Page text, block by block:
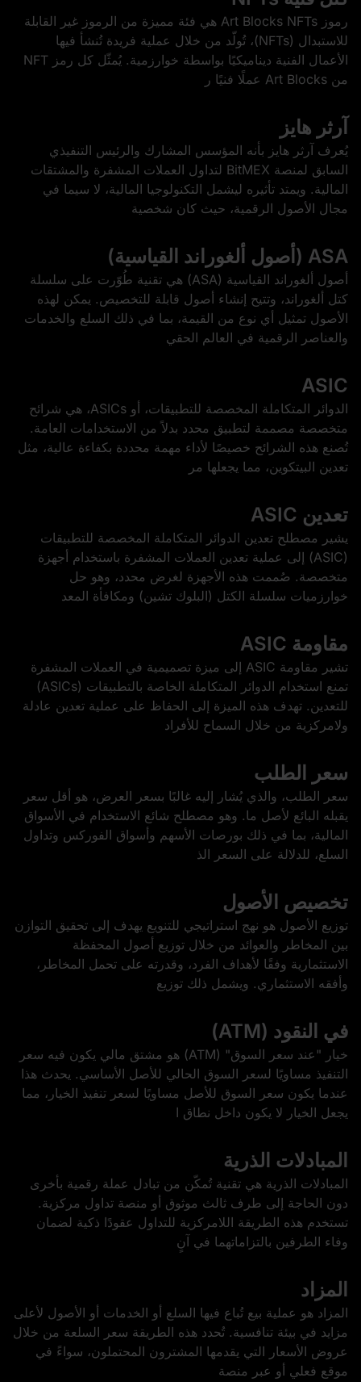
رموز Art Blocks NFTs هي فئة مميزة من الرموز غير القابلة
للاستبدال (NFTs)، تُولّد من خلال عملية فريدة تُنشأ فيها
الأعمال الفنية ديناميكيًا بواسطة خوارزمية. يُمثّل كل رمز NFT
من Art Blocks عملًا فنيًا ر
آرثر هايز
يُعرف آرثر هايز بأنه المؤسس المشارك والرئيس التنفيذي
السابق لمنصة BitMEX لتداول العملات المشفرة والمشتقات
المالية. ويمتد تأثيره ليشمل التكنولوجيا المالية، لا سيما في
مجال الأصول الرقمية، حيث كان شخصية
ASA (أصول ألغوراند القياسية)
أصول ألغوراند القياسية (ASA) هي تقنية طُوّرت على سلسلة
كتل ألغوراند، وتتيح إنشاء أصول قابلة للتخصيص. يمكن لهذه
الأصول تمثيل أي نوع من القيمة، بما في ذلك السلع والخدمات
والعناصر الرقمية في العالم الحقي
ASIC
الدوائر المتكاملة المخصصة للتطبيقات، أو ASICs، هي شرائح
متخصصة مصممة لتطبيق محدد بدلاً من الاستخدامات العامة.
تُصنع هذه الشرائح خصيصًا لأداء مهمة محددة بكفاءة عالية، مثل
تعدين البيتكوين، مما يجعلها مر
تعدين ASIC
يشير مصطلح تعدين الدوائر المتكاملة المخصصة للتطبيقات
(ASIC) إلى عملية تعدين العملات المشفرة باستخدام أجهزة
متخصصة. صُممت هذه الأجهزة لغرض محدد، وهو حل
خوارزميات سلسلة الكتل (البلوك تشين) ومكافأة المعد
مقاومة ASIC
تشير مقاومة ASIC إلى ميزة تصميمية في العملات المشفرة
تمنع استخدام الدوائر المتكاملة الخاصة بالتطبيقات (ASICs)
للتعدين. تهدف هذه الميزة إلى الحفاظ على عملية تعدين عادلة
ولامركزية من خلال السماح للأفراد
سعر الطلب
سعر الطلب، والذي يُشار إليه غالبًا بسعر العرض، هو أقل سعر
يقبله البائع لأصل ما. وهو مصطلح شائع الاستخدام في الأسواق
المالية، بما في ذلك بورصات الأسهم وأسواق الفوركس وتداول
السلع، للدلالة على السعر الذ
تخصيص الأصول
توزيع الأصول هو نهج استراتيجي للتنويع يهدف إلى تحقيق التوازن
بين المخاطر والعوائد من خلال توزيع أصول المحفظة
الاستثمارية وفقًا لأهداف الفرد، وقدرته على تحمل المخاطر،
وأفقه الاستثماري. ويشمل ذلك توزيع
في النقود (ATM)
خيار "عند سعر السوق" (ATM) هو مشتق مالي يكون فيه سعر
التنفيذ مساويًا لسعر السوق الحالي للأصل الأساسي. يحدث هذا
عندما يكون سعر السوق للأصل مساويًا لسعر تنفيذ الخيار، مما
يجعل الخيار لا يكون داخل نطاق ا
المبادلات الذرية
المبادلات الذرية هي تقنية تُمكّن من تبادل عملة رقمية بأخرى
دون الحاجة إلى طرف ثالث موثوق أو منصة تداول مركزية.
تستخدم هذه الطريقة اللامركزية للتداول عقودًا ذكية لضمان
وفاء الطرفين بالتزاماتهما في آنٍ
المزاد
المزاد هو عملية بيع تُباع فيها السلع أو الخدمات أو الأصول لأعلى
مزايد في بيئة تنافسية. تُحدد هذه الطريقة سعر السلعة من خلال
عروض الأسعار التي يقدمها المشترون المحتملون، سواءً في
موقع فعلي أو عبر منصة